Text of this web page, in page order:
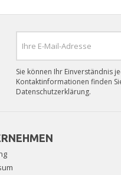
Sie können Ihr Einverständnis
Kontaktinformationen finden
Datenschutzerklärung.